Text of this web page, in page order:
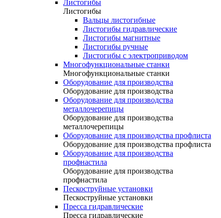
Листогибы
Листогибы
Вальцы листогибные
Листогибы гидравлические
Листогибы магнитные
Листогибы ручные
Листогибы с электроприводом
Многофункциональные станки
Многофункциональные станки
Оборудование для производства
Оборудование для производства
Оборудование для производства
металлочерепицы
Оборудование для производства
металлочерепицы
Оборудование для производства профлиста
Оборудование для производства профлиста
Оборудование для производства
профнастила
Оборудование для производства
профнастила
Пескоструйные установки
Пескоструйные установки
Пресса гидравлические
Пресса гидравлические